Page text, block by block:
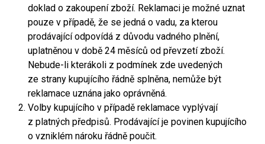
doklad o zakoupení zboží. Reklamaci je možné uznat
pouze v případě, že se jedná o vadu, za kterou
prodávající odpovídá z důvodu vadného plnění,
uplatněnou v době 24 měsíců od převzetí zboží.
Nebude-li kterákoli z podmínek zde uvedených
ze strany kupujícího řádně splněna, nemůže být
reklamace uznána jako oprávněná.
Volby kupujícího v případě reklamace vyplývají
z platných předpisů. Prodávající je povinen kupujícího
o vzniklém nároku řádně poučit.